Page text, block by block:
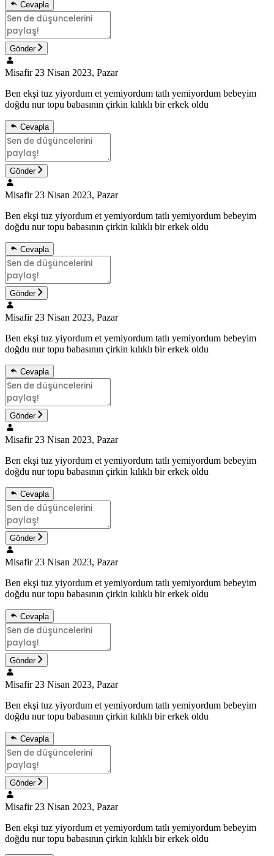
Cevapla
Gönder
Misafir 23 Nisan 2023, Pazar
Ben ekşi tuz yiyordum et yemiyordum tatlı yemiyordum bebeyim
doğdu nur topu babasının çirkin kılıklı bir erkek oldu
Cevapla
Gönder
Misafir 23 Nisan 2023, Pazar
Ben ekşi tuz yiyordum et yemiyordum tatlı yemiyordum bebeyim
doğdu nur topu babasının çirkin kılıklı bir erkek oldu
Cevapla
Gönder
Misafir 23 Nisan 2023, Pazar
Ben ekşi tuz yiyordum et yemiyordum tatlı yemiyordum bebeyim
doğdu nur topu babasının çirkin kılıklı bir erkek oldu
Cevapla
Gönder
Misafir 23 Nisan 2023, Pazar
Ben ekşi tuz yiyordum et yemiyordum tatlı yemiyordum bebeyim
doğdu nur topu babasının çirkin kılıklı bir erkek oldu
Cevapla
Gönder
Misafir 23 Nisan 2023, Pazar
Ben ekşi tuz yiyordum et yemiyordum tatlı yemiyordum bebeyim
doğdu nur topu babasının çirkin kılıklı bir erkek oldu
Cevapla
Gönder
Misafir 23 Nisan 2023, Pazar
Ben ekşi tuz yiyordum et yemiyordum tatlı yemiyordum bebeyim
doğdu nur topu babasının çirkin kılıklı bir erkek oldu
Cevapla
Gönder
Misafir 23 Nisan 2023, Pazar
Ben ekşi tuz yiyordum et yemiyordum tatlı yemiyordum bebeyim
doğdu nur topu babasının çirkin kılıklı bir erkek oldu